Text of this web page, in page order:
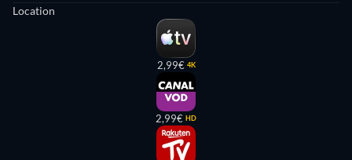
Location
2,99€ 4K
2,99€ HD